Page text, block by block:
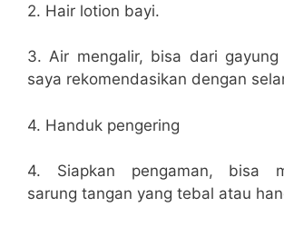
2. Hair lotion bayi.
3. Air mengalir, bisa dari gayung
saya rekomendasikan dengan
4. Handuk pengering
4. Siapkan pengaman, bisa
sarung tangan yang tebal atau